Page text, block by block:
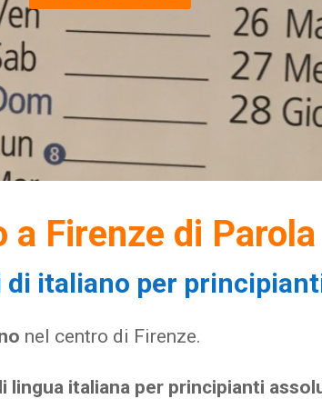
Firenze di Parola
italiano per
nel centro di Firenze.
lingua italiana per principianti